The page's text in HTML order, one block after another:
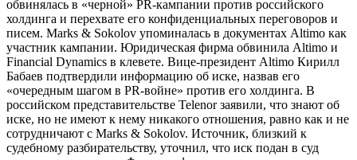
обвинялась в «черной» PR-кампании против российского
холдинга и перехвате его конфиденциальных переговоров и
писем. Marks & Sokolov упоминалась в документах Altimo как
участник кампании. Юридическая фирма обвинила Altimo и
Financial Dynamics в клевете. Вице-президент Altimo Кирилл
Бабаев подтвердили информацию об иске, назвав его
«очередным шагом в PR-войне» против его холдинга. В
российском представительстве Telenor заявили, что знают об
иске, но не имеют к нему никакого отношения, равно как и не
сотрудничают с Marks & Sokolov. Источник, близкий к
судебному разбирательству, уточнил, что иск подан в суд